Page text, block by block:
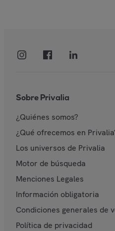
Sobre Privalia
¿Quiénes somos?
¿Qué ofrecemos en
Los universos de Privalia
Motor de búsqueda
Menciones Legales
Información obligatoria
Condiciones generales de
Política de privacidad